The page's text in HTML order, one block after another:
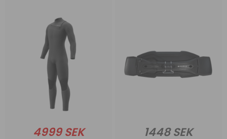
4999 SEK 1448 SEK